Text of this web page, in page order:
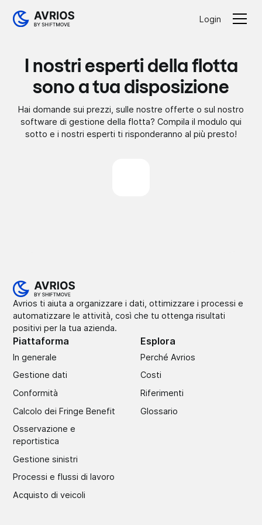
Login
I nostri esperti della flotta
sono a tua disposizione
Hai domande sui prezzi, sulle nostre offerte o sul nostro
software di gestione della flotta? Compila il modulo qui
sotto e i nostri esperti ti risponderanno al più presto!
Avrios ti aiuta a organizzare i dati, ottimizzare i processi e
automatizzare le attività, così che tu ottenga risultati
positivi per la tua azienda.
Piattaforma
In generale
Gestione dati
Conformità
Calcolo dei Fringe Benefit
Osservazione e
reportistica
Gestione sinistri
Processi e flussi di lavoro
Acquisto di veicoli
Esplora
Perché Avrios
Costi
Riferimenti
Glossario